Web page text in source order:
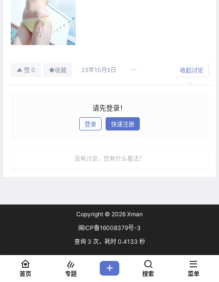
赞 0 收藏 23年10月5日 收起讨论
请先登录！
登录 快速注册
没有讨论，您有什么看法？
Copyright © 2026 Xman
闽ICP备16008379号-3
查询 3 次，耗时 0.4133 秒
首页 专题 搜索 菜单